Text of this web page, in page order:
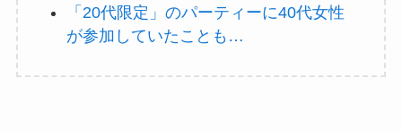
「20代限定」のパーティーに40代女性
が参加していたことも…